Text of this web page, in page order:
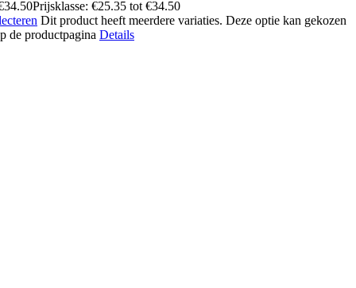
34.50Prijsklasse: €25.35 tot €34.50
Dit product heeft meerdere variaties. Deze optie kan gekozen
de productpagina Details